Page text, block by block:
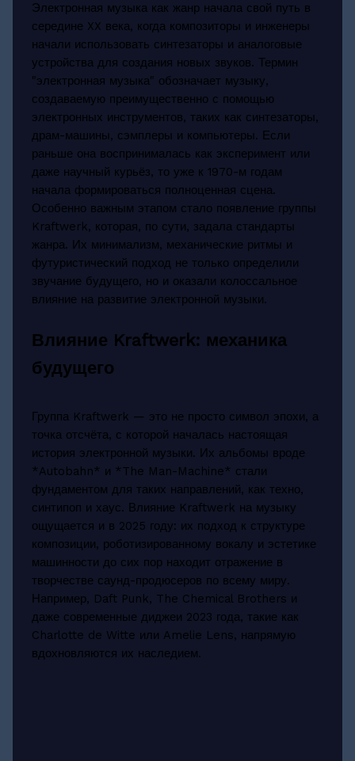
Электронная музыка как жанр начала свой путь в
середине XX века, когда композиторы и инженеры
начали использовать синтезаторы и аналоговые
устройства для создания новых звуков. Термин
"электронная музыка" обозначает музыку,
создаваемую преимущественно с помощью
электронных инструментов, таких как синтезаторы,
драм-машины, сэмплеры и компьютеры. Если
раньше она воспринималась как эксперимент или
даже научный курьёз, то уже к 1970-м годам
начала формироваться полноценная сцена.
Особенно важным этапом стало появление группы
Kraftwerk, которая, по сути, задала стандарты
жанра. Их минимализм, механические ритмы и
футуристический подход не только определили
звучание будущего, но и оказали колоссальное
влияние на развитие электронной музыки.
Влияние Kraftwerk: механика
будущего
Группа Kraftwerk — это не просто символ эпохи, а
точка отсчёта, с которой началась настоящая
история электронной музыки. Их альбомы вроде
*Autobahn* и *The Man-Machine* стали
фундаментом для таких направлений, как техно,
синтипоп и хаус. Влияние Kraftwerk на музыку
ощущается и в 2025 году: их подход к структуре
композиции, роботизированному вокалу и эстетике
машинности до сих пор находит отражение в
творчестве саунд-продюсеров по всему миру.
Например, Daft Punk, The Chemical Brothers и
даже современные диджеи 2023 года, такие как
Charlotte de Witte или Amelie Lens, напрямую
вдохновляются их наследием.